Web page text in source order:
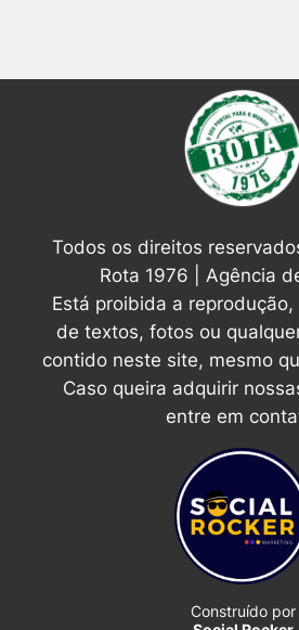
Todos os direitos
Rota 1976 | Agência
Está proibida a
de textos, fotos ou
contido neste site, mesmo
Caso queira adquirir
entre em
Construído por